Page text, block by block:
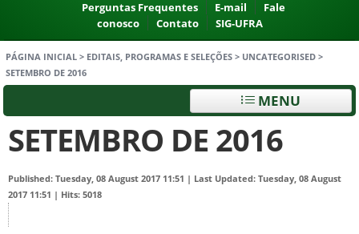
Perguntas Frequentes E-mail
Fale
conosco
Contato SIG-UFRA
PÁGINA INICIAL > EDITAIS, PROGRAMAS E SELEÇÕES > UNCATEGORISED >
SETEMBRO DE 2016
MENU
SETEMBRO DE 2016
Published: Tuesday, 08 August 2017 11:51 | Last Updated: Tuesday, 08 August
2017 11:51 | Hits: 5018